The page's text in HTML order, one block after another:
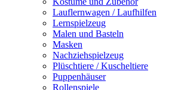
Lauflernwagen / Laufhilfen
Lernspielzeug
Malen und Basteln
Masken
Nachziehspielzeug
Plüschtiere / Kuscheltiere
Puppenhäuser
Rollenspiele